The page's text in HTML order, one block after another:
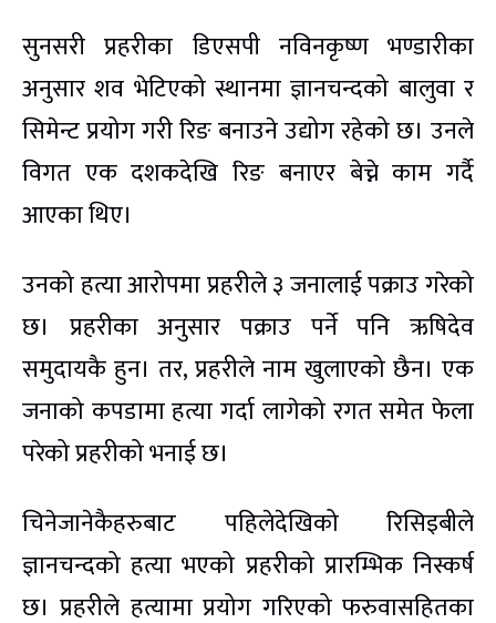
सुनसरी प्रहरीका डिएसपी नविनकृष्ण भण्डारीका
अनुसार शव भेटिएको स्थानमा ज्ञानचन्दको बालुवा र
सिमेन्ट प्रयोग गरी रिङ बनाउने उद्योग रहेको छ। उनले
विगत एक दशकदेखि रिङ बनाएर बेच्ने काम गर्दै
आएका थिए।
उनको हत्या आरोपमा प्रहरीले ३ जनालाई पक्राउ गरेको
छ। प्रहरीका अनुसार पक्राउ पर्ने पनि ऋषिदेव
समुदायकै हुन। तर, प्रहरीले नाम खुलाएको छैन। एक
जनाको कपडामा हत्या गर्दा लागेको रगत समेत फेला
परेको प्रहरीको भनाई छ।
चिनेजानेकैहरुबाट पहिलेदेखिको रिसिइबीले
ज्ञानचन्दको हत्या भएको प्रहरीको प्रारम्भिक निस्कर्ष
छ। प्रहरीले हत्यामा प्रयोग गरिएको फरुवासहितका